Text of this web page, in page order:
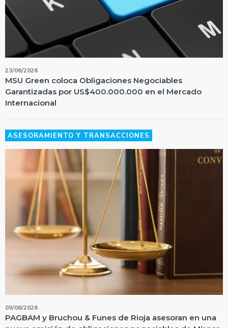
23/06/2026
MSU Green coloca Obligaciones Negociables
Garantizadas por US$400.000.000 en el Mercado
Internacional
ASESORAMIENTO Y TRANSACCIONES
09/06/2026
PAGBAM y Bruchou & Funes de Rioja asesoran en una